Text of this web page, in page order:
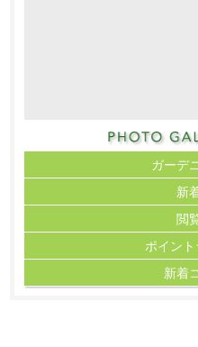
ガーデ
新
閲
ポイント
新着